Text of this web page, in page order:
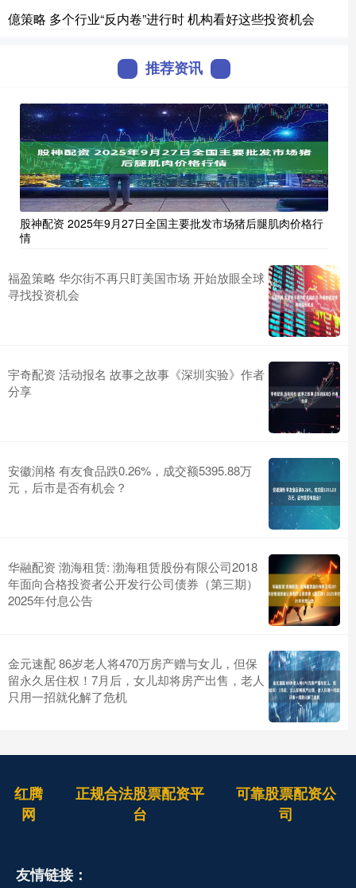
億策略 多个行业“反内卷”进行时 机构看好这些投资机会
推荐资讯
股神配资 2025年9月27日全国主要批发市场猪后腿肌肉价格行
情
福盈策略 华尔街不再只盯美国市场 开始放眼全球
寻找投资机会
宇奇配资 活动报名 故事之故事《深圳实验》作者
分享
安徽润格 有友食品跌0.26%，成交额5395.88万
元，后市是否有机会？
华融配资 渤海租赁: 渤海租赁股份有限公司2018
年面向合格投资者公开发行公司债券（第三期）
2025年付息公告
金元速配 86岁老人将470万房产赠与女儿，但保
留永久居住权！7月后，女儿却将房产出售，老人
只用一招就化解了危机
红腾
网
正规合法股票配资平
台
可靠股票配资公
司
友情链接：